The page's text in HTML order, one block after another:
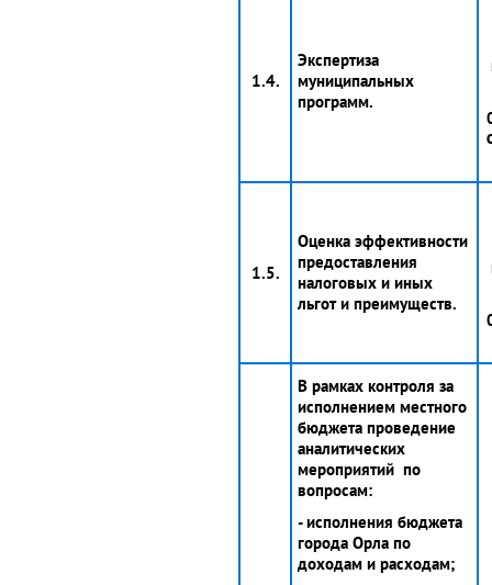
1.4.
Экспертиза
муниципальных
программ.
1.5.
Оценка эффективности
предоставления
налоговых и иных
льгот и преимуществ.
В рамках контроля за
исполнением местного
бюджета проведение
аналитических
мероприятий по
вопросам:
- исполнения бюджета
города Орла по
доходам и расходам;